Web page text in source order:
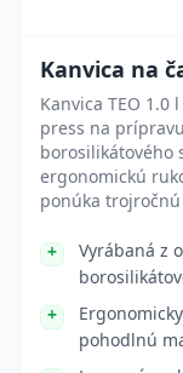
Kanvica na
Kanvica TEO
press na
borosilikátového
ergonomickú
ponúka
Vyrábaná z
pohodlnú